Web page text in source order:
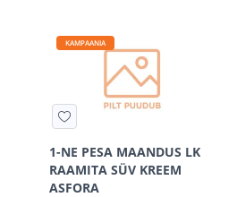
KAMPAANIA
1-NE PESA MAANDUS LK
RAAMITA SÜV KREEM
ASFORA